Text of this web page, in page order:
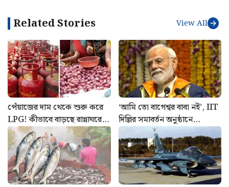
Related Stories View All
পেঁয়াজের দাম থেকে শুরু করে
LPG! কীভাবে বাড়ছে রান্নাঘরের
খরচ? চিন্তা বাড়াচ্ছে পরিসংখ্যান
‘আমি তো বাগেশ্বর বাবা নই’, IIT
দিল্লির সমাবর্তন অনুষ্ঠানে
পড়ুয়াদের মন জিতলেন মোদী,
দিলেন বিশেষ বার্তা